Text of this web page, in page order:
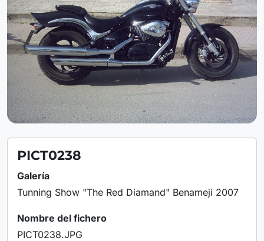
PICT0238
Galería
Tunning Show "The Red Diamand" Benameji 2007
Nombre del fichero
PICT0238.JPG